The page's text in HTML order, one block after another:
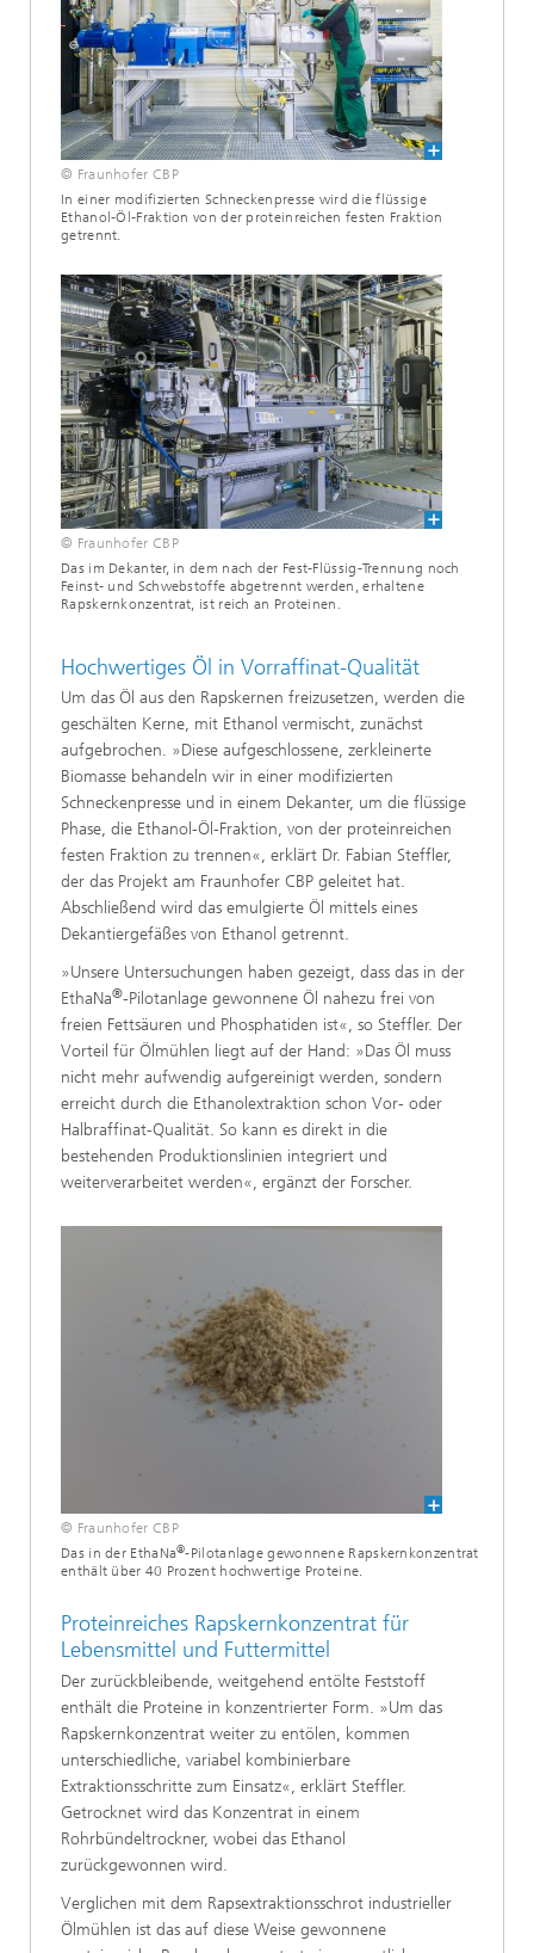
© Fraunhofer CBP
In einer modifizierten Schneckenpresse wird die flüssige
Ethanol-Öl-Fraktion von der proteinreichen festen Fraktion
getrennt.
© Fraunhofer CBP
Das im Dekanter, in dem nach der Fest-Flüssig-Trennung noch
Feinst- und Schwebstoffe abgetrennt werden, erhaltene
Rapskernkonzentrat, ist reich an Proteinen.
Hochwertiges Öl in Vorraffinat-Qualität
Um das Öl aus den Rapskernen freizusetzen, werden die
geschälten Kerne, mit Ethanol vermischt, zunächst
aufgebrochen. »Diese aufgeschlossene, zerkleinerte
Biomasse behandeln wir in einer modifizierten
Schneckenpresse und in einem Dekanter, um die flüssige
Phase, die Ethanol-Öl-Fraktion, von der proteinreichen
festen Fraktion zu trennen«, erklärt Dr. Fabian Steffler,
der das Projekt am Fraunhofer CBP geleitet hat.
Abschließend wird das emulgierte Öl mittels eines
Dekantiergefäßes von Ethanol getrennt.
»Unsere Untersuchungen haben gezeigt, dass das in der
EthaNa®-Pilotanlage gewonnene Öl nahezu frei von
freien Fettsäuren und Phosphatiden ist«, so Steffler. Der
Vorteil für Ölmühlen liegt auf der Hand: »Das Öl muss
nicht mehr aufwendig aufgereinigt werden, sondern
erreicht durch die Ethanolextraktion schon Vor- oder
Halbraffinat-Qualität. So kann es direkt in die
bestehenden Produktionslinien integriert und
weiterverarbeitet werden«, ergänzt der Forscher.
© Fraunhofer CBP
Das in der EthaNa®-Pilotanlage gewonnene Rapskernkonzentrat
enthält über 40 Prozent hochwertige Proteine.
Proteinreiches Rapskernkonzentrat für
Lebensmittel und Futtermittel
Der zurückbleibende, weitgehend entölte Feststoff
enthält die Proteine in konzentrierter Form. »Um das
Rapskernkonzentrat weiter zu entölen, kommen
unterschiedliche, variabel kombinierbare
Extraktionsschritte zum Einsatz«, erklärt Steffler.
Getrocknet wird das Konzentrat in einem
Rohrbündeltrockner, wobei das Ethanol
zurückgewonnen wird.
Verglichen mit dem Rapsextraktionsschrot industrieller
Ölmühlen ist das auf diese Weise gewonnene